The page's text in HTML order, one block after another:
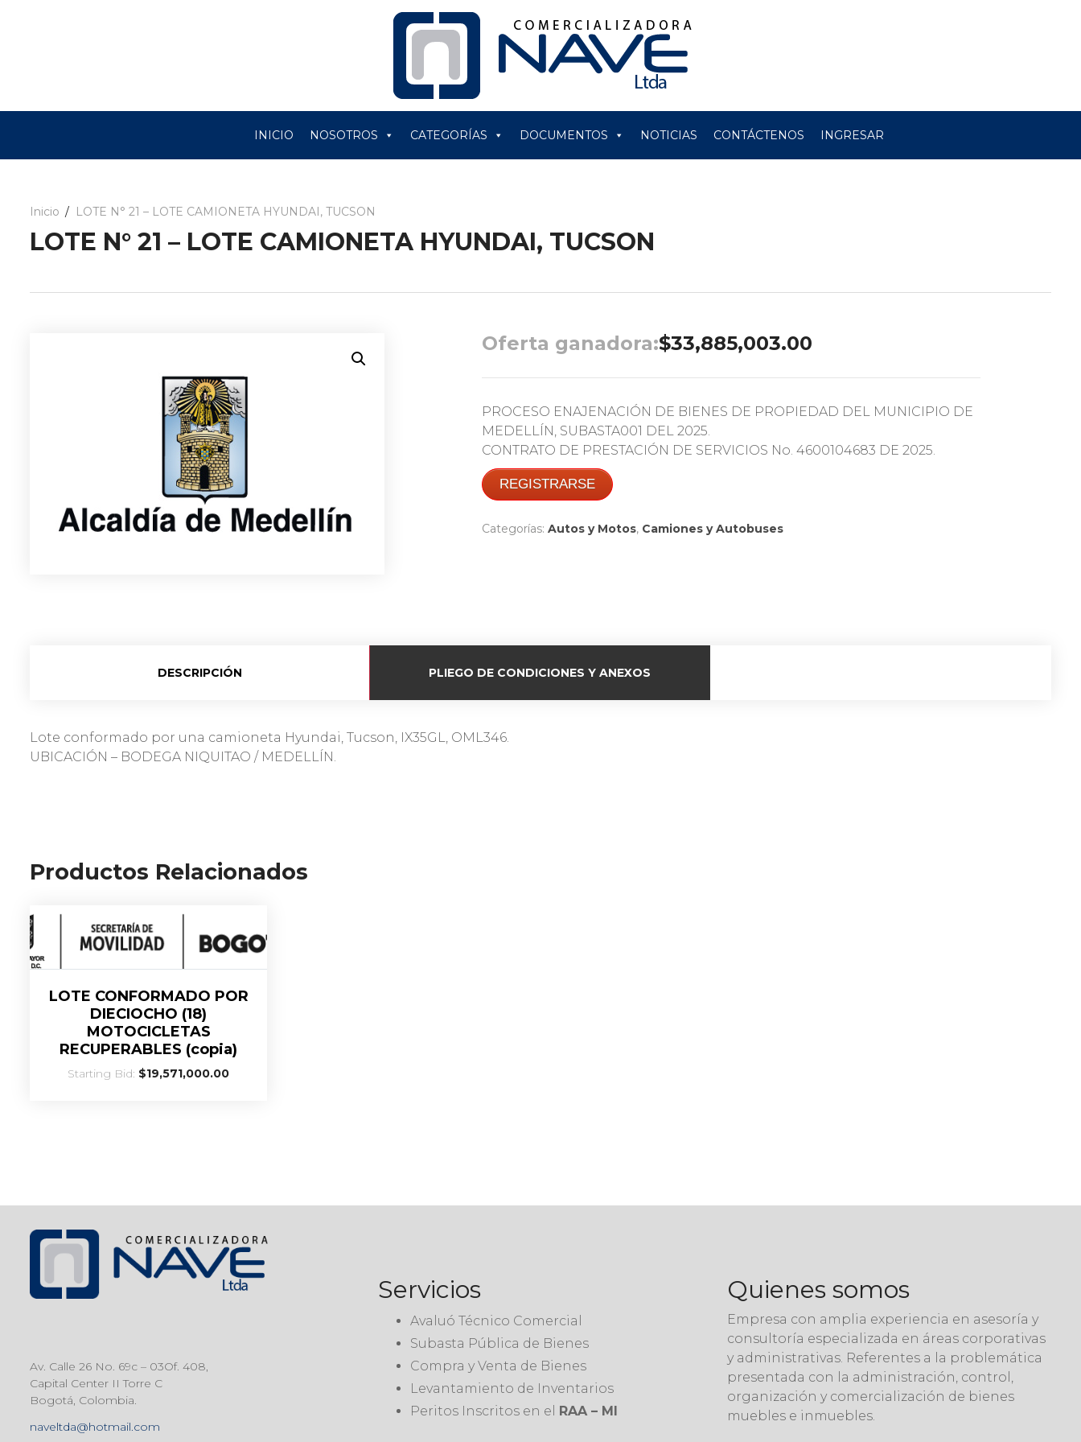
INICIO NOSOTROS CATEGORÍAS DOCUMENTOS NOTICIAS CONTÁCTENOS INGRESAR
Inicio LOTE N° 21 – LOTE CAMIONETA HYUNDAI, TUCSON
LOTE N° 21 – LOTE CAMIONETA HYUNDAI, TUCSON
Oferta ganadora:$33,885,003.00
PROCESO ENAJENACIÓN DE BIENES DE PROPIEDAD DEL MUNICIPIO DE
MEDELLÍN, SUBASTA001 DEL 2025.
CONTRATO DE PRESTACIÓN DE SERVICIOS No. 4600104683 DE 2025.
REGISTRARSE
Categorías: Autos y Motos, Camiones y Autobuses
DESCRIPCIÓN PLIEGO DE CONDICIONES Y ANEXOS
Lote conformado por una camioneta Hyundai, Tucson, IX35GL, OML346.
UBICACIÓN – BODEGA NIQUITAO / MEDELLÍN.
Productos Relacionados
LOTE CONFORMADO POR
DIECIOCHO (18)
MOTOCICLETAS
RECUPERABLES (copia)
Starting Bid: $19,571,000.00
Av. Calle 26 No. 69c – 03Of. 408,
Capital Center II Torre C
Bogotá, Colombia.
naveltda@hotmail.com
Servicios
Avaluó Técnico Comercial
Subasta Pública de Bienes
Compra y Venta de Bienes
Levantamiento de Inventarios
Peritos Inscritos en el RAA – MI
Quienes somos
Empresa con amplia experiencia en asesoría y
consultoría especializada en áreas corporativas
y administrativas. Referentes a la problemática
presentada con la administración, control,
organización y comercialización de bienes
muebles e inmuebles.